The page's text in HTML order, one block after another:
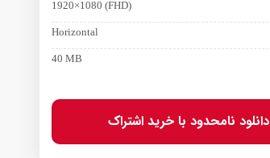
1920×1080 (FHD)
Horizontal
40 MB
دانلود نامحدود با خرید اشتراک